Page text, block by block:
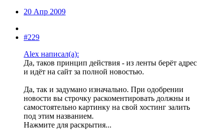
20 Апр 2009
#229
Alex написал(а):
Да, таков принцип действия - из ленты берёт адрес
и идёт на сайт за полной новостью.
Да, так и задумано изначально. При одобрении
новости вы строчку раскоментировать должны и
самостоятельно картинку на свой хостинг залить
под этим названием.
Нажмите для раскрытия...